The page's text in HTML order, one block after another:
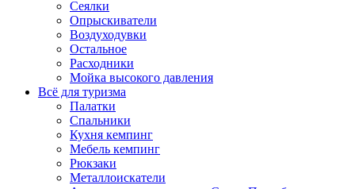
Сеялки
Опрыскиватели
Воздуходувки
Остальное
Расходники
Мойка высокого давления
Всё для туризма
Палатки
Спальники
Кухня кемпинг
Мебель кемпинг
Рюкзаки
Металлоискатели